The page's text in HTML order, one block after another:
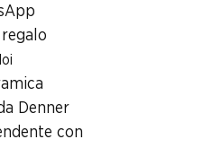
Denner
con
rimane sempre aggiornati. Si